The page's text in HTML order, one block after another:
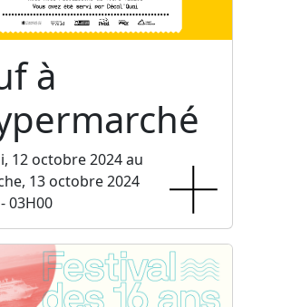
à
12 octobre 2024 au
13 octobre 2024
03H00